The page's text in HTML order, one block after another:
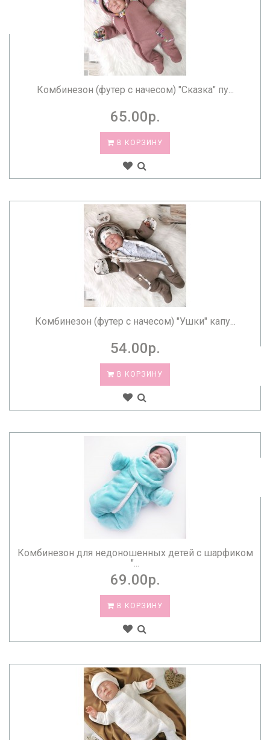
Комбинезон (футер с начесом) "Сказка" пу...
65.00р.
В КОРЗИНУ
Комбинезон (футер с начесом) "Ушки" капу...
54.00р.
В КОРЗИНУ
Комбинезон для недоношенных детей с шарфиком
"...
69.00р.
В КОРЗИНУ